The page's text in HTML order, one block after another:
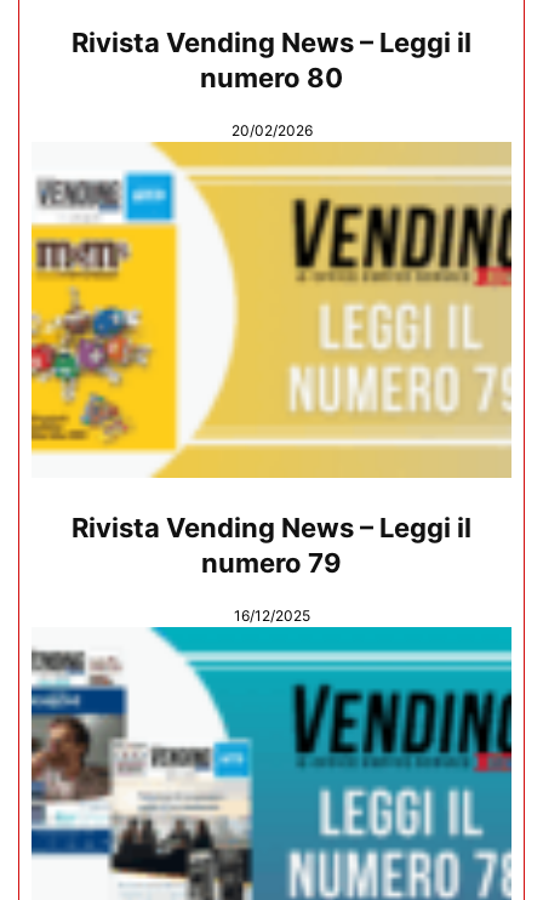
Rivista Vending News – Leggi il
numero 80
20/02/2026
Rivista Vending News – Leggi il
numero 79
16/12/2025